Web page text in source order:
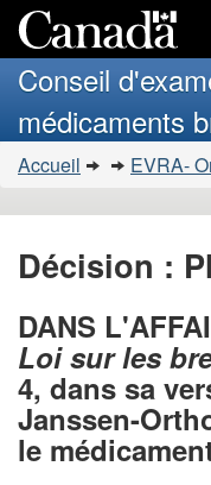
Search
and
menus
Conseil
médicaments
Vous
�tes
ici
Accueil EVRA-
Décision :
DANS
Loi sur les
4, dans sa
Janssen-
le